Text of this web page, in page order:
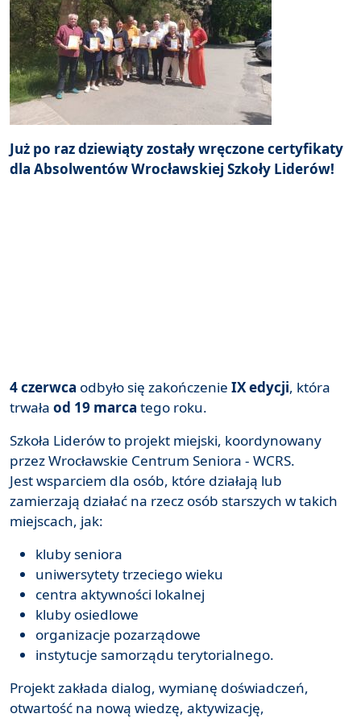
Już po raz dziewiąty zostały wręczone certyfikaty
dla Absolwentów Wrocławskiej Szkoły Liderów!
4 czerwca odbyło się zakończenie IX edycji, która
trwała od 19 marca tego roku.
Szkoła Liderów to projekt miejski, koordynowany
przez Wrocławskie Centrum Seniora - WCRS.
Jest wsparciem dla osób, które działają lub
zamierzają działać na rzecz osób starszych w takich
miejscach, jak:
kluby seniora
uniwersytety trzeciego wieku
centra aktywności lokalnej
kluby osiedlowe
organizacje pozarządowe
instytucje samorządu terytorialnego.
Projekt zakłada dialog, wymianę doświadczeń,
otwartość na nową wiedzę, aktywizację,